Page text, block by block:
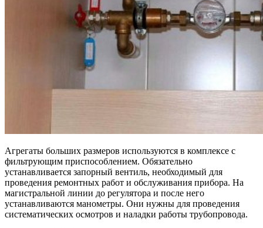
Агрегаты больших размеров используются в комплексе с
фильтрующим приспособлением. Обязательно
устанавливается запорный вентиль, необходимый для
проведения ремонтных работ и обслуживания прибора. На
магистральной линии до регулятора и после него
устанавливаются манометры. Они нужны для проведения
систематических осмотров и наладки работы трубопровода.